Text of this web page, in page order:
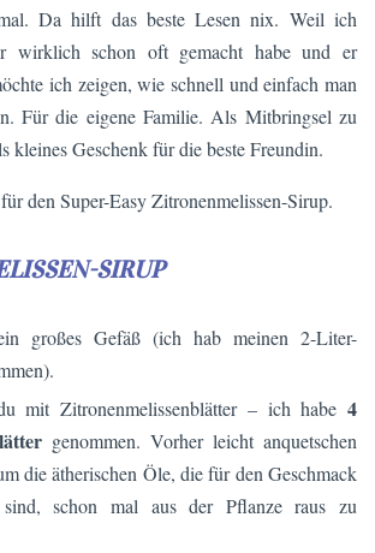
Da hilft das beste Lesen nix. Weil ich
wirklich schon oft gemacht habe und er
ich zeigen, wie schnell und einfach man
Für die eigene Familie. Als Mitbringsel zu
kleines Geschenk für die beste Freundin.
den Super-Easy Zitronenmelissen-Sirup.
SIRUP
großes Gefäß (ich hab meinen 2-Liter-
mit Zitronenmelissenblätter – ich habe 4
genommen. Vorher leicht anquetschen
die ätherischen Öle, die für den Geschmack
sind, schon mal aus der Pflanze raus zu